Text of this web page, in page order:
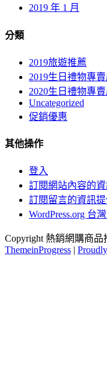
2019 年 1 月
分類
2019旅遊推薦
2019生日禮物專
2020生日禮物專
Uncategorized
促銷優惠
其他操作
登入
訂閱網站內容的
訂閱留言的資訊
WordPress.org 台
Copyright 熱銷網購商品
ThemeinProgress |